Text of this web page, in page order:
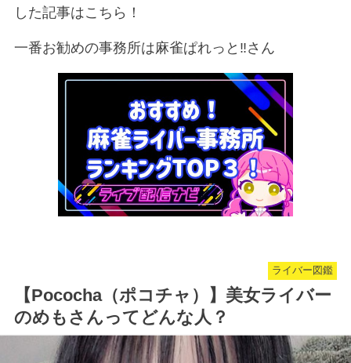
した記事はこちら！
一番お勧めの事務所は麻雀ぱれっと‼︎さん
ライバー図鑑
【Pococha（ポコチャ）】美女ライバー
のめもさんってどんな人？